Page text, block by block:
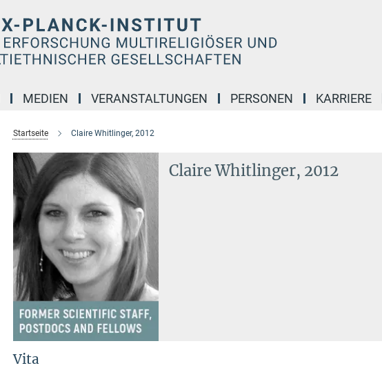
MEDIEN VERANSTALTUNGEN PERSONEN KARRIERE
Startseite Claire Whitlinger, 2012
Claire Whitlinger, 2012
Vita